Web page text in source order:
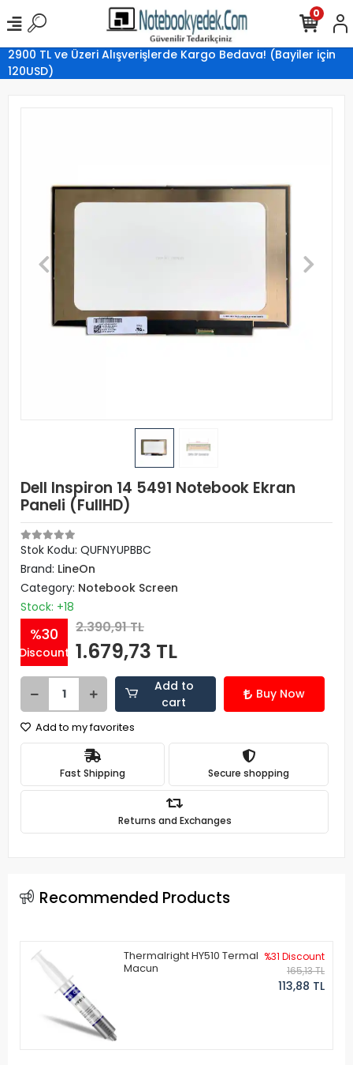
2900 TL ve Üzeri Alışverişlerde Kargo Bedava! (Bayiler için
120USD)
0
Dell Inspiron 14 5491 Notebook Ekran
Paneli (FullHD)
Stok Kodu: QUFNYUPBBC
Brand: LineOn
Category: Notebook Screen
Stock: +18
%30
Discount
2.390,91 TL
1.679,73 TL
Add to
cart
Buy Now
Add to my favorites
Fast Shipping Secure shopping
Returns and Exchanges
Recommended Products
Thermalright HY510 Termal
Macun
%31 Discount
165,13 TL
113,88 TL